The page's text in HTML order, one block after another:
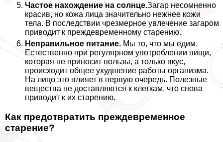
Частое нахождение на солнце.Загар несомненно
красив, но кожа лица значительно нежнее кожи
тела. В последствии чрезмерное увлечение загаром
приводит к преждевременному старению.
Неправильное питание. Мы то, что мы едим.
Естественно при регулярном употрeблении пищи,
которая не приносит пользы, а только вкус,
происходит общее ухудшение работы организма.
На лицо это влияет в первую очередь. Полезные
вещества не доставляются к клеткам, что снова
приводит к их старению.
Как предотвратить преждевременное
старение?